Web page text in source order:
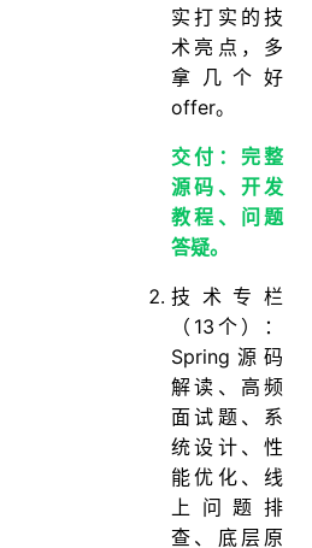
实打实的技
术亮点，多
拿几个好
offer。
交付：完整
源码、开发
教程、问题
答疑。
技术专栏
（13个）：
Spring源码
解读、高频
面试题、系
统设计、性
能优化、线
上问题排
查、底层原